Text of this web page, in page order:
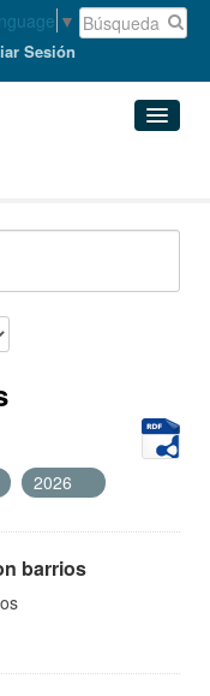
▼
Sesión
2026
barrios